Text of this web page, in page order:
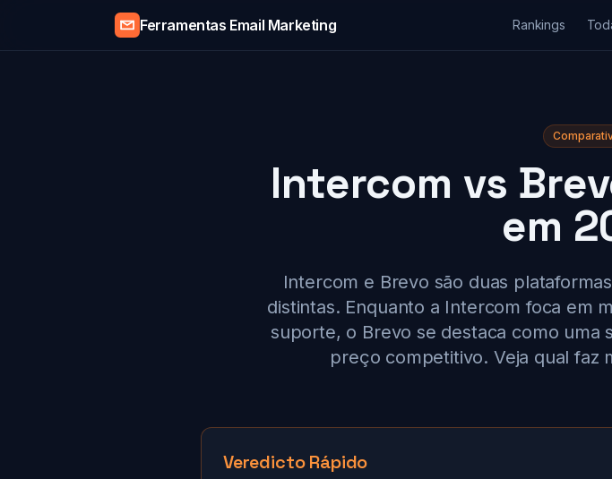
Ferramentas Email Marketing Rankings
Intercom vs
em
Intercom e Brevo são duas
distintas. Enquanto a Intercom foca em
suporte, o Brevo se destaca como uma
preço competitivo. Veja qual faz
Veredicto Rápido